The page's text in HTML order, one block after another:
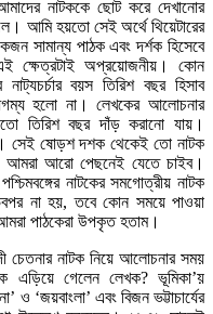
নাটককে ছোট করে দেখানোর
আমি হয়তো সেই অর্থে থিয়েটারের
সামান্য পাঠক এবং দর্শক হিসেবে
ক্ষেত্রটাই অপ্রয়োজনীয়। কোন
নাট্যচর্চার বয়স তিরিশ বছর হিসাব
হলো না। লেখকের আলোচনার
তিরিশ বছর দাঁড় করানো যায়।
সেই ষোড়শ দশক থেকেই তো নাটক
আরো পেছনেই যেতে চাইব।
নাটকের সমগোত্রীয় নাটক
না হয়, তবে কোন সময়ে পাওয়া
পাঠকেরা উপকৃত হতাম।
চেতনার নাটক নিয়ে আলোচনার সময়
এড়িয়ে গেলেন লেখক? ভূমিকা’য়
ও ‘জয়বাংলা’ এবং বিজন ভট্টাচার্যের